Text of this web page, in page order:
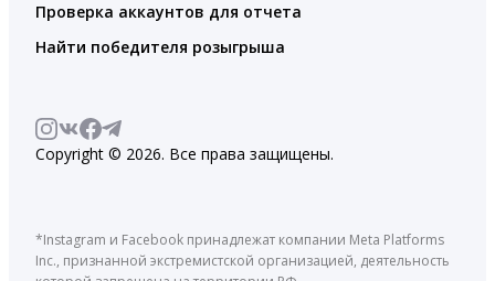
Проверка аккаунтов для отчета
Найти победителя розыгрыша
Copyright © 2026. Все права защищены.
*Instagram и Facebook принадлежат компании Meta Platforms
Inc., признанной экстремистской организацией, деятельность